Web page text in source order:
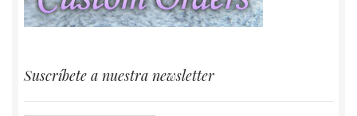
Suscríbete a nuestra newsletter